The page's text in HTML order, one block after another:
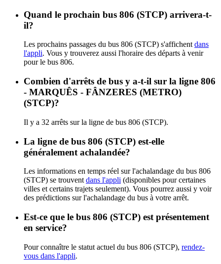
Quand le prochain bus 806 (STCP) arrivera-t-
il?
Les prochains passages du bus 806 (STCP) s'affichent dans
l'appli. Vous y trouverez aussi l'horaire des départs à venir
pour le bus 806.
Combien d'arrêts de bus y a-t-il sur la ligne 806
- MARQUÊS - FÂNZERES (METRO)
(STCP)?
Il y a 32 arrêts sur la ligne de bus 806 (STCP).
La ligne de bus 806 (STCP) est-elle
généralement achalandée?
Les informations en temps réel sur l'achalandage du bus 806
(STCP) se trouvent dans l'appli (disponibles pour certaines
villes et certains trajets seulement). Vous pourrez aussi y voir
des prédictions sur l'achalandage du bus à votre arrêt.
Est-ce que le bus 806 (STCP) est présentement
en service?
Pour connaître le statut actuel du bus 806 (STCP), rendez-
vous dans l'appli.